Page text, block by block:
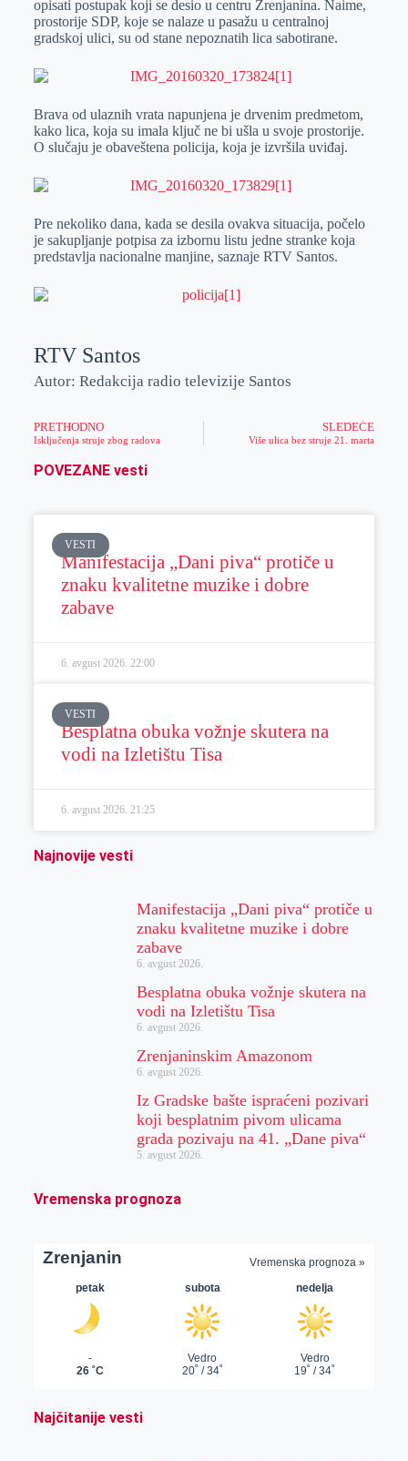
opisati postupak koji se desio u centru Zrenjanina. Naime,
prostorije SDP, koje se nalaze u pasažu u centralnoj
gradskoj ulici, su od stane nepoznatih lica sabotirane.
Brava od ulaznih vrata napunjena je drvenim predmetom,
kako lica, koja su imala ključ ne bi ušla u svoje prostorije.
O slučaju je obaveštena policija, koja je izvršila uviđaj.
Pre nekoliko dana, kada se desila ovakva situacija, počelo
je sakupljanje potpisa za izbornu listu jedne stranke koja
predstavlja nacionalne manjine, saznaje RTV Santos.
RTV Santos
Autor: Redakcija radio televizije Santos
PRETHODNO
Isključenja struje zbog radova
SLEDEĆE
Više ulica bez struje 21. marta
POVEZANE vesti
VESTI
Manifestacija „Dani piva“ protiče u
znaku kvalitetne muzike i dobre
zabave
6. avgust 2026. 22:00
VESTI
Besplatna obuka vožnje skutera na
vodi na Izletištu Tisa
6. avgust 2026. 21:25
Najnovije vesti
Manifestacija „Dani piva“ protiče u
znaku kvalitetne muzike i dobre
zabave
6. avgust 2026.
Besplatna obuka vožnje skutera na
vodi na Izletištu Tisa
6. avgust 2026.
Zrenjaninskim Amazonom
6. avgust 2026.
Iz Gradske bašte ispraćeni pozivari
koji besplatnim pivom ulicama
grada pozivaju na 41. „Dane piva“
5. avgust 2026.
Vremenska prognoza
Najčitanije vesti